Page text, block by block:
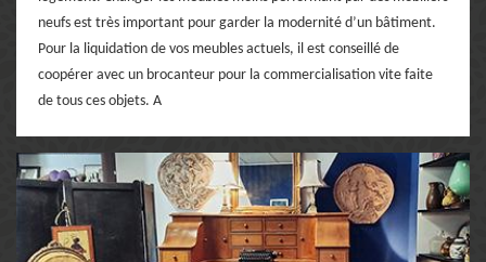
neufs est très important pour garder la modernité d’un bâtiment.
Pour la liquidation de vos meubles actuels, il est conseillé de
coopérer avec un brocanteur pour la commercialisation vite faite
de tous ces objets. A